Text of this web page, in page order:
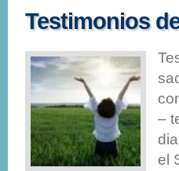
Testimonios
–
el